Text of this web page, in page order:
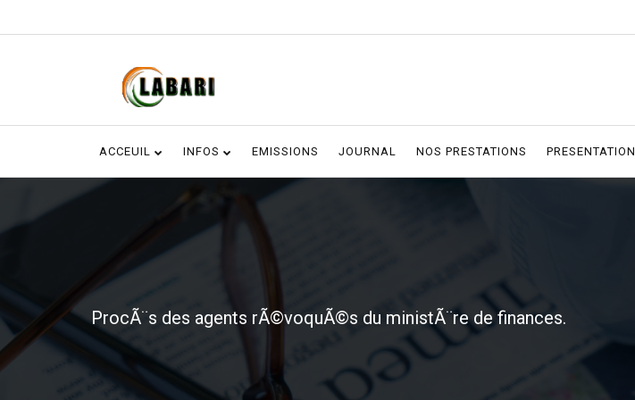
ACCEUIL INFOS EMISSIONS JOURNAL NOS PRESTATIONS PRESENTATION
ProcÃ¨s des agents rÃ©voquÃ©s du ministÃ¨re de finances.